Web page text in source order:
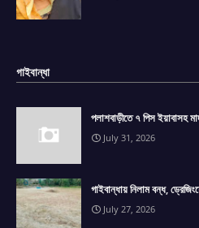
গাইবান্ধা
পলাশবাড়ীতে ৭ পিস ইয়াবাসহ
July 31, 2026
গাইবান্ধায় নিলাম বন্ধ,
July 27, 2026